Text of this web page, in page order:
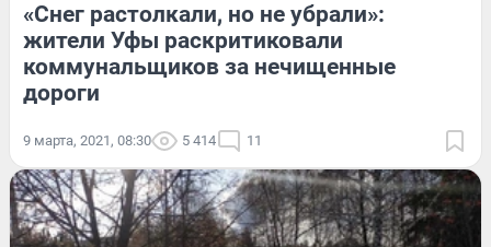
«Снег растолкали, но не убрали»:
жители Уфы раскритиковали
коммунальщиков за нечищенные
дороги
9 марта, 2021, 08:30 5 414 11